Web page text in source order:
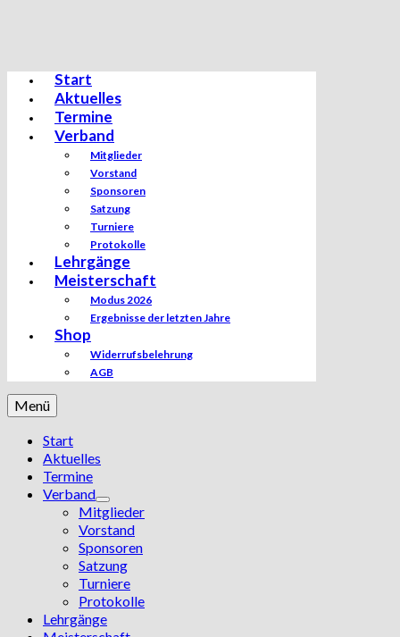
Start
Aktuelles
Termine
Verband
Mitglieder
Vorstand
Sponsoren
Satzung
Turniere
Protokolle
Lehrgänge
Meisterschaft
Modus 2026
Ergebnisse der letzten Jahre
Shop
Widerrufsbelehrung
AGB
Menü
Start
Aktuelles
Termine
Verband
Mitglieder
Vorstand
Sponsoren
Satzung
Turniere
Protokolle
Lehrgänge